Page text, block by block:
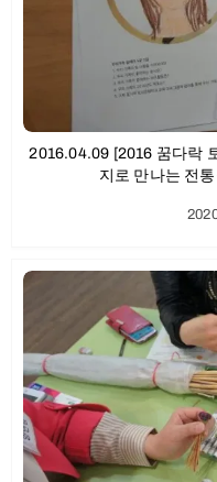
2016.04.09 [2016 꿈다락 토요문화학교] 미술관 속 감성여행, 한
지로 만나는 전